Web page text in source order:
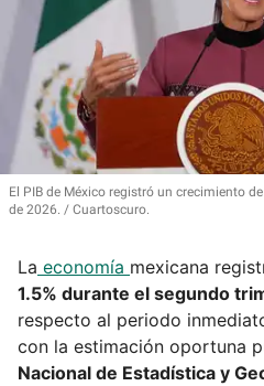
El PIB de México registró un crecimiento
de 2026.
Cuartoscuro.
La economía mexicana
1.5% durante el segundo
respecto al periodo
con la estimación oportuna
Nacional de Estadística y